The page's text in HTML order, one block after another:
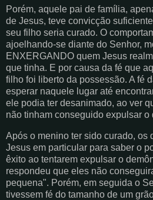
Porém, aquele pai de família,
de Jesus, teve convicção
seu filho seria curado. O
ajoelhando-se diante do Senhor,
ENXERGANDO quem Jesus
que tinha. E por causa da fé que
filho foi liberto da possessão. A fé
esperar naquele lugar até
ele podia ter desanimado, ao ver
não tinham conseguido expulsar o
Após o menino ter sido curado, os
Jesus em particular para saber o
êxito ao tentarem expulsar o
respondeu que eles não
pequena". Porém, em seguida o
tivessem fé do tamanho de um